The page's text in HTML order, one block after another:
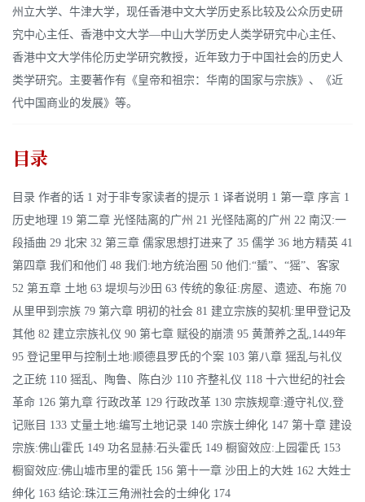
州立大学、牛津大学，现任香港中文大学历史系比较及公众历史研
究中心主任、香港中文大学—中山大学历史人类学研究中心主任、
香港中文大学伟伦历史学研究教授，近年致力于中国社会的历史人
类学研究。主要著作有《皇帝和祖宗：华南的国家与宗族》、《近
代中国商业的发展》等。
目录
目录 作者的话 1 对于非专家读者的提示 1 译者说明 1 第一章 序言 1
历史地理 19 第二章 光怪陆离的广州 21 光怪陆离的广州 22 南汉:一
段插曲 29 北宋 32 第三章 儒家思想打进来了 35 儒学 36 地方精英 41
第四章 我们和他们 48 我们:地方统治圈 50 他们:“蜑”、“猺”、客家
52 第五章 土地 63 堤坝与沙田 63 传统的象征:房屋、遗迹、布施 70
从里甲到宗族 79 第六章 明初的社会 81 建立宗族的契机:里甲登记及
其他 82 建立宗族礼仪 90 第七章 赋役的崩溃 95 黄萧养之乱,1449年
95 登记里甲与控制土地:顺德县罗氏的个案 103 第八章 猺乱与礼仪
之正统 110 猺乱、陶鲁、陈白沙 110 齐整礼仪 118 十六世纪的社会
革命 126 第九章 行政改革 129 行政改革 130 宗族规章:遵守礼仪,登
记账目 133 丈量土地:编写土地记录 140 宗族士绅化 147 第十章 建设
宗族:佛山霍氏 149 功名显赫:石头霍氏 149 橱窗效应:上园霍氏 153
橱窗效应:佛山墟市里的霍氏 156 第十一章 沙田上的大姓 162 大姓士
绅化 163 结论:珠江三角洲社会的士绅化 174